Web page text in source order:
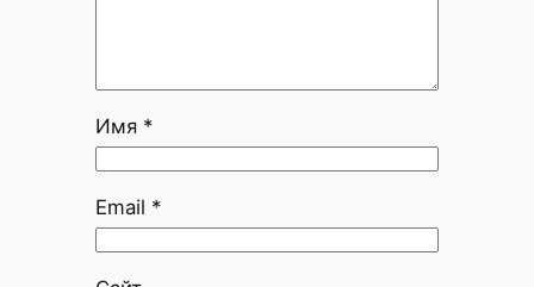
Имя *
Email *